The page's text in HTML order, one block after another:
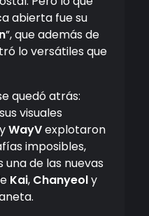
abierta fue su
”, que además de
lo versátiles que
quedó atrás:
visuales
yWayVexplotaron
imposibles,
de las nuevas
Kai, Chanyeoly